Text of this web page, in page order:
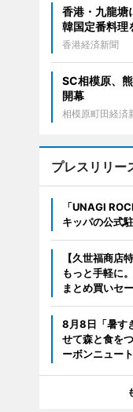
香港・九龍
韓国定番料理
香港経済新聞
SC相模原、
開幕
相模原町田経済
プレスリリー
「UNAGI
キッパの公式
【久世福商店
もっと手軽に
まとめ買いセ
8月8日「暑す
せて森と食を
ーボンニュー